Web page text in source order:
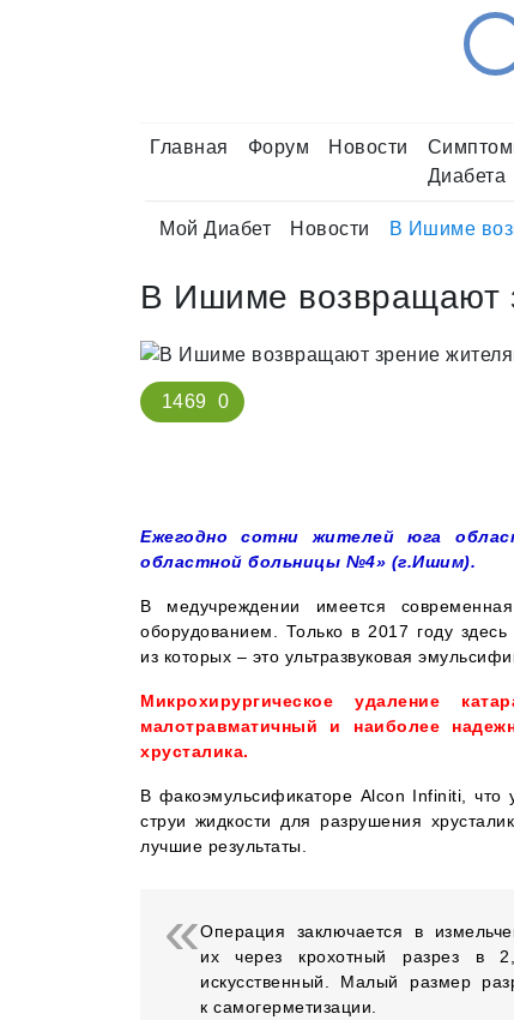
Главная Форум Новости
Диабета
Мой Диабет Новости В Ишиме
В Ишиме возвращают
1469 0
Ежегодно сотни жителей юга
областной больницы №4» (г.Ишим).
В медучреждении имеется
оборудованием. Только в 2017 году
из которых – это ультразвуковая
Микрохирургическое удаление
малотравматичный и наиболее
хрусталика.
В факоэмульсификаторе Alcon Infiniti, что
струи жидкости для разрушения
лучшие результаты.
Операция заключается в
их через крохотный разрез в
искусственный. Малый размер
к самогерметизации.